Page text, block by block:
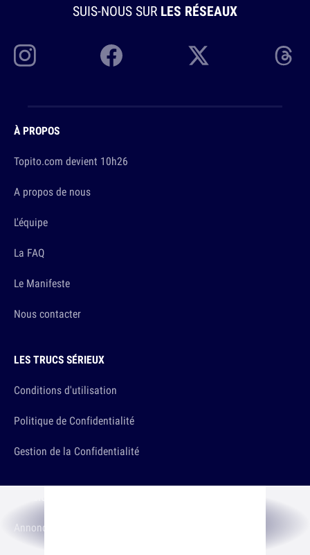
SUIS-NOUS SUR LES RÉSEAUX
À PROPOS
Topito.com devient 10h26
A propos de nous
L'équipe
La FAQ
Le Manifeste
Nous contacter
LES TRUCS SÉRIEUX
Conditions d'utilisation
Politique de Confidentialité
Gestion de la Confidentialité
Annoncer sur 10h26